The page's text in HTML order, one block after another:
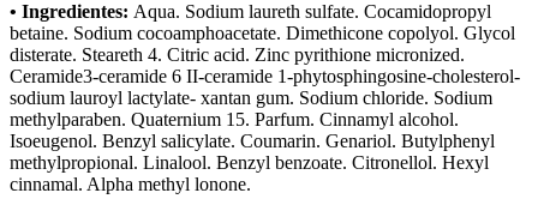
• Ingredientes: Aqua. Sodium laureth sulfate. Cocamidopropyl
betaine. Sodium cocoamphoacetate. Dimethicone copolyol. Glycol
disterate. Steareth 4. Citric acid. Zinc pyrithione micronized.
Ceramide3-ceramide 6 II-ceramide 1-phytosphingosine-cholesterol-
sodium lauroyl lactylate- xantan gum. Sodium chloride. Sodium
methylparaben. Quaternium 15. Parfum. Cinnamyl alcohol.
Isoeugenol. Benzyl salicylate. Coumarin. Genariol. Butylphenyl
methylpropional. Linalool. Benzyl benzoate. Citronellol. Hexyl
cinnamal. Alpha methyl lonone.